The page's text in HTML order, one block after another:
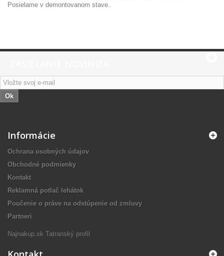
Posielame v demontovanom stave.
Ok
Informácie
Ochrana osobných údajov
Obchodné podmienky
Kontakt
Reklamná potlač lehátok
Poučenie o práve na odstúpenie od zmluvy
Partneri
Najnakup.sk Tatranský profil